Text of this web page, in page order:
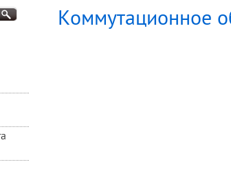
Коммутационное